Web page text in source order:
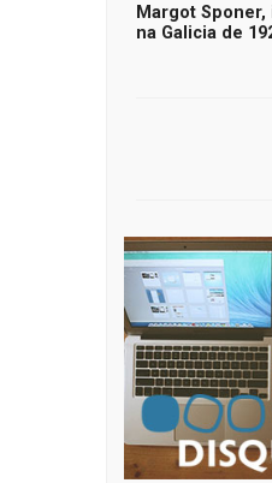
Margot
na Galicia de